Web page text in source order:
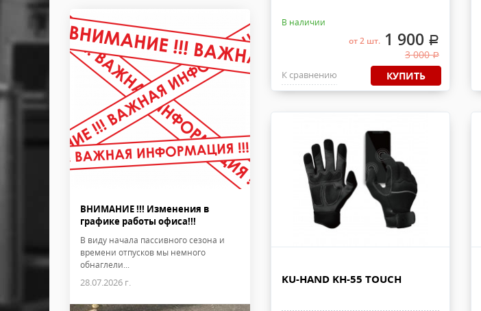
ВНИМАНИЕ !!! Изменения в
графике работы офиса!!!
В виду начала пассивного сезона и
времени отпусков мы немного
обнаглели...
28.07.2026 г.
В наличии
от 2 шт.1 900 .
3 000.
К сравнению КУПИТЬ
KU-HAND KH-55 TOUCH